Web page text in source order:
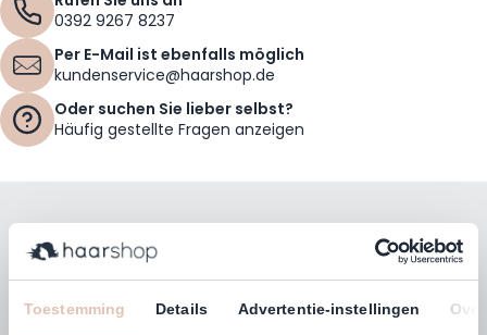
Toestemming Details Advertentie-instellingen Over
0392 9267 8237
Per E-Mail ist ebenfalls möglich
kundenservice@haarshop.de
Oder suchen Sie lieber selbst?
Häufig gestellte Fragen anzeigen
Bleiben Sie mit unserem Newsletter auf dem
Laufenden!
E-Mailadresse
Abonnieren